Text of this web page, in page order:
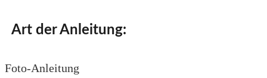
Art der Anleitung:
Foto-Anleitung